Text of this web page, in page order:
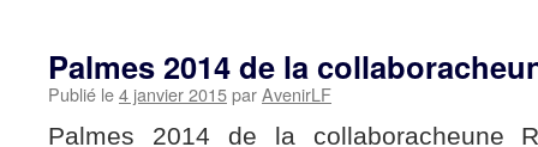
Palmes 2014 de la
Publié le4 janvier 2015parAvenirLF
Palmes 2014 de la collaboracheune